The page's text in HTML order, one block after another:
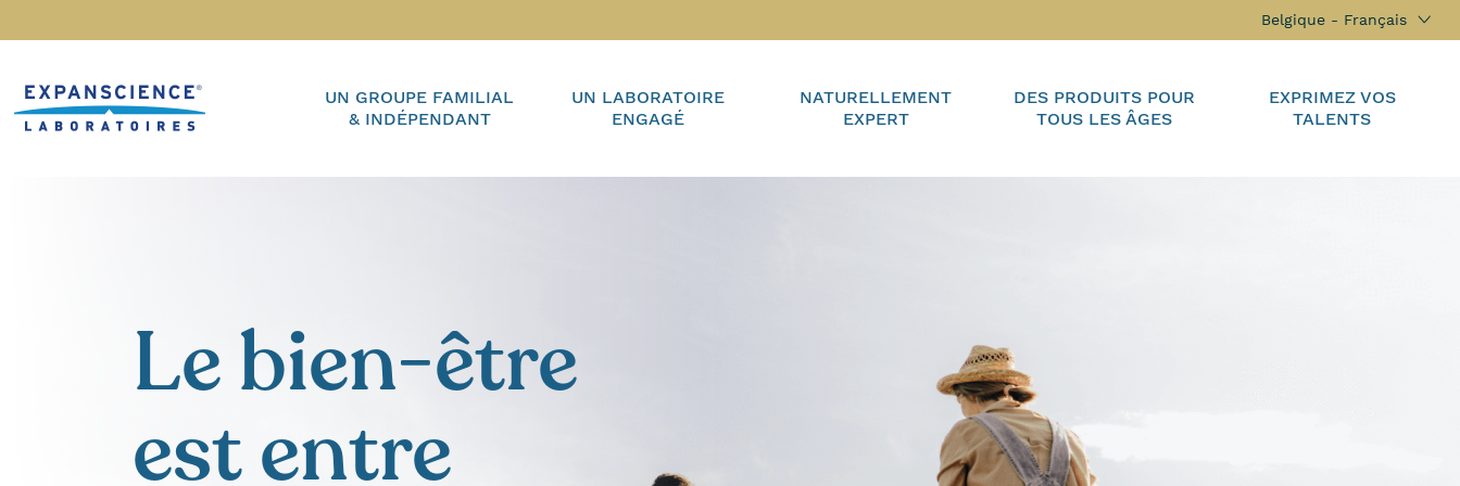
Belgique - Français
UN GROUPE FAMILIAL
& INDÉPENDANT
UN LABORATOIRE
ENGAGÉ
NATURELLEMENT
EXPERT
DES PRODUITS POUR
TOUS LES ÂGES
EXPRIMEZ VOS
TALENTS
Le bien-être
est entre